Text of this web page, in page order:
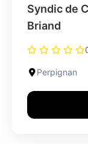
Syndic de
Briand
Perpignan